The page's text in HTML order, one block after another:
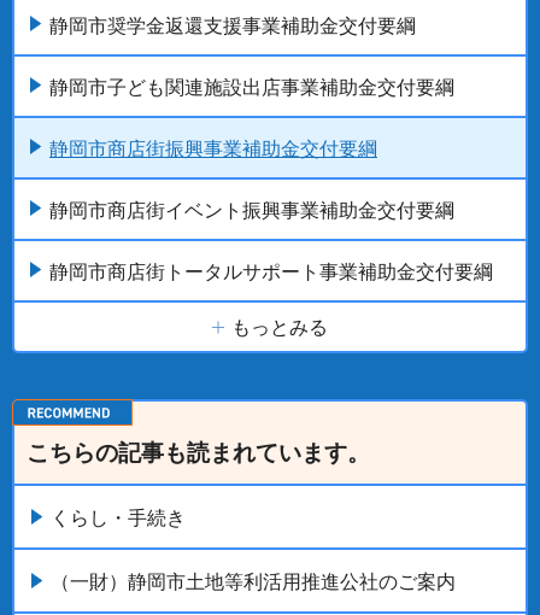
静岡市奨学金返還支援事業補助金交付要綱
静岡市子ども関連施設出店事業補助金交付要綱
静岡市商店街振興事業補助金交付要綱
静岡市商店街イベント振興事業補助金交付要綱
静岡市商店街トータルサポート事業補助金交付要綱
もっとみる
こちらの記事も読まれています。
くらし・手続き
（一財）静岡市土地等利活用推進公社のご案内